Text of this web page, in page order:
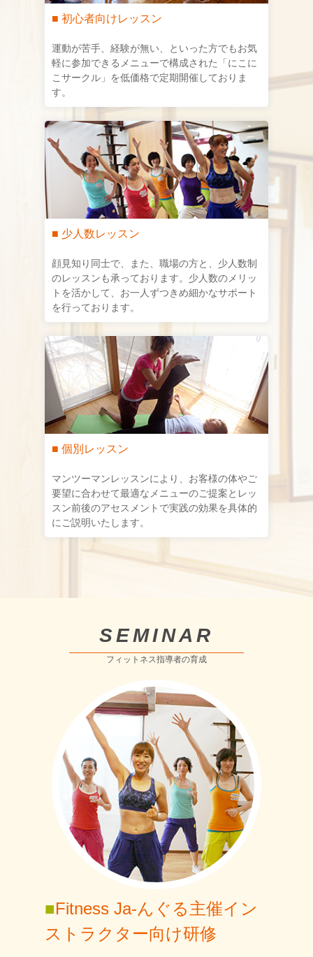
■ 初心者向けレッスン
運動が苦手、経験が無い、といった方でもお気
軽に参加できるメニューで構成された「にこに
こサークル」を低価格で定期開催しておりま
す。
■ 少人数レッスン
顔見知り同士で、また、職場の方と、少人数制
のレッスンも承っております。少人数のメリッ
トを活かして、お一人ずつきめ細かなサポート
を行っております。
■ 個別レッスン
マンツーマンレッスンにより、お客様の体やご
要望に合わせて最適なメニューのご提案とレッ
スン前後のアセスメントで実践の効果を具体的
にご説明いたします。
SEMINAR
フィットネス指導者の育成
■Fitness Ja-んぐる主催イン
ストラクター向け研修